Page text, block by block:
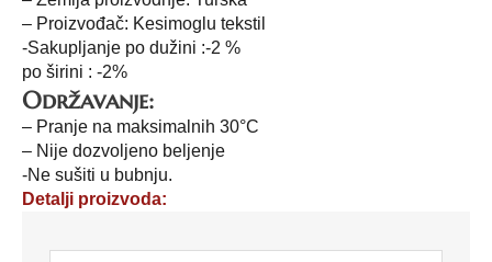
– Proizvođač: Kesimoglu tekstil
-Sakupljanje po dužini :-2 %
po širini : -2%
Održavanje:
– Pranje na maksimalnih 30°C
– Nije dozvoljeno beljenje
-Ne sušiti u bubnju.
Detalji proizvoda: